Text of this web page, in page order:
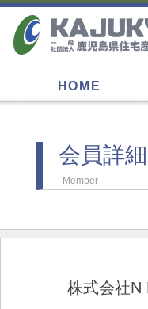
HOME
会員詳細
Member
株式会社N